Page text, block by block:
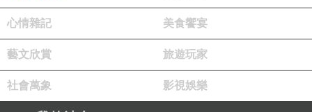
心情雜記 美食饗宴
藝文欣賞 旅遊玩家
社會萬象 影視娛樂